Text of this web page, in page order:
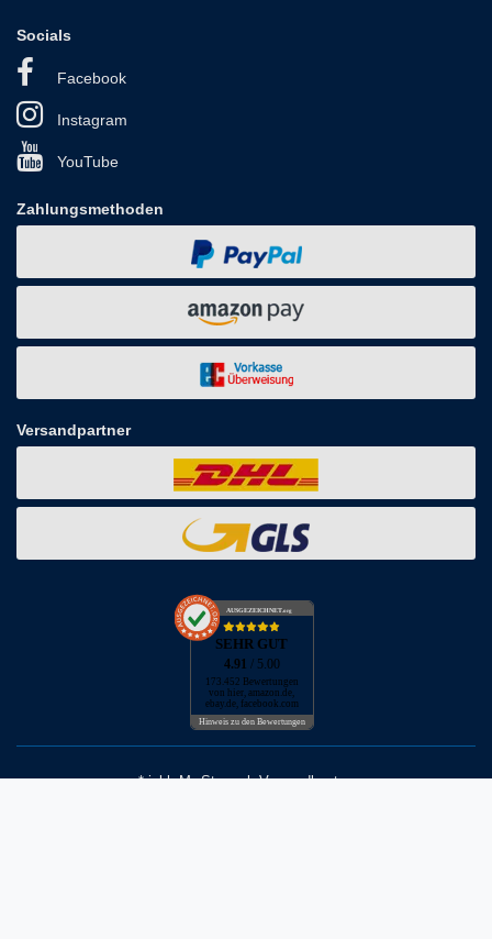
Socials
Facebook
Instagram
YouTube
Zahlungsmethoden
Versandpartner
AUSGEZEICHNET.org
SEHR GUT
4.91 / 5.00
173.452 Bewertungen
von hier, amazon.de,
ebay.de, facebook.com
Hinweis zu den Bewertungen
* inkl. MwSt. zzgl. Versandkosten